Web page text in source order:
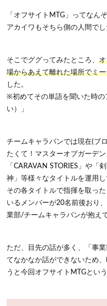
「オフサイトMTG」ってなん
アカイワもそちら側の人間でし
そこでググってみたところ、
場からあえて離れた場所でミ
した。
※初めてその単語を聞いた時
い）」
チームキャラバンでは現在(ブ
たくて！マスターオブガーデ
「CARAVAN STORIES」や「
神」等様々なタイトルを運用し
その各タイトルで指揮を取っ
いるメンバーが20名前後おり
業部/チームキャラバンが抱え
ただ、目先の話が多く、 「事
てなかなか話ができないため
うと今回オフサイトMTGとい